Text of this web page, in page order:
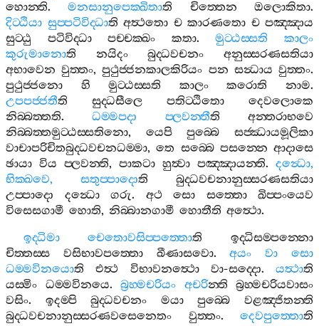
හොන‍්ති.මනසානුපෙක‍්ඛිතාති චිත‍්තෙන ඔලොකිතා.
දිට‍්ඨියා සුප‍්පටිවිද‍්ධාති අත්‍ථතො ච කාරණතො ච පඤ‍්ඤාය
සුට‍්ඨු
පටිවිද‍්ධා පච‍්චක‍්ඛං කතා.මුට‍්ඨස‍්සති
කාලං
කුරුමානොති නයිදං බුද‍්ධවචනං
අනුස‍්සරණසතියා
අභාවෙන වුත‍්තං,පුථුජ‍්ජනකාලකිරියං පන සන්‍ධාය වුත‍්තං.
පුථුජ‍්ජනො
හි මුට‍්ඨස‍්සති කාලං කරොති නාම.
උපපජ‍්ජතීති සුද‍්ධසීලෙ පතිට‍්ඨිතො
දෙවලොකෙ
නිබ‍්බත‍්තති.ධම‍්මපදා ප‍්ලවන‍්තීති
අන‍්තරාභවෙ
නිබ‍්බත‍්තමුට‍්ඨස‍්සතිනො, යෙපි පුබ‍්බෙ
සජ‍්ඣායමූලිකා
වාචාපරිචිතබුද‍්ධවචනධම‍්මා,තෙ සබ‍්බෙ පසන‍්නෙ ආදාසෙ
ඡායා විය ප‍්ලවන‍්ති, පාකටා හුත්‍වා පඤ‍්ඤායන‍්ති. දන්‍ධො,
භික‍්ඛවෙ, සතුප‍්පාදොති
බුද‍්ධවචනානුස‍්සරණසතියා
උප‍්පාදො
දන්‍ධො ගරු. අථ සො සත‍්තො
ඛිප‍්පංයෙව
විසෙසගාමී හොති, නිබ‍්බානගාමී හොතීති අත්‍ථො.
ඉද‍්ධිමා
චෙතොවසිප‍්පත‍්තොති
ඉද‍්ධිසම‍්පන‍්නො
චිත‍්තස‍්ස
වසිභාවපත‍්තො ඛීණාසවො.අයං වා
සො
ධම‍්මවිනයොති එත්‍ථ විභාවනත්‍ථො වා-සද‍්දො. යත්‍ථාති
යස‍්මිං
ධම‍්මවිනයෙ. බ්‍රහ‍්මචරියං අචරින‍්ති
බ්‍රහ‍්මචරියවාසං
වසිං. ඉදම‍්පි බුද‍්ධවචනං මයා පුබ‍්බෙ
වළඤ‍්ජිතන‍්ති
බුද‍්ධවචනානුස‍්සරණවසෙනෙතං
වුත‍්තං. දෙවපුත‍්තොති